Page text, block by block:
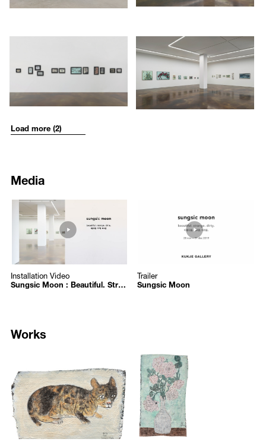
witnessed on mass media. The works in this series express the
comprised of 24 gouache drawings.
This series depicts the bodies of an intertwined couple. A series of
another 24 gouache works, Water Sculpture
, depicts silhouetted
magnolia flowers that allude to life’s mystery. Another series of over 60
works titledA Mediocre Landscape
are made using the artist’s
technique of scratching with a pencil onto the surface of oil paint,
gestures, Moon captures the ordinary scenes of contemporary Korea,
embodies the artist himself, and can instantly capture, understand,
understand the world he must draw “as much as I understand.” Often
understood as a Western tradition, drawing is typically regarded as a
tool for study and process, not as a final product. Sungsic Moon
challenges this preconception, contending that the line, when
intersected with the artist’s act of drawing, can capture something
more fundamental. In this way, drawing should be seen as a vital
component of modern art. For Moon, this is rooted in and inspired by
the tradition of oriental painting, where line quality captures the mood
painting can evolve and become modernized. Responding to the
Moon questions how Asian painting idioms and philosophy have been
ruptured by colonial history, and how the unique methods that connect
these thoughts can be reanimated in today’s Korea. For the artist,
contemporary Korea embodies a unique place of cultural hybridity and
Moon’s approach to drawing powerfully illustrates this aesthetic,
balancing different modes and historical traditions, while challenging
the strict classification of drawing versus painting. In this way, the
artist has created an innovative style characterized by compositions
전시 제목인 《아름다움. 기묘함. 더러움.》의 출발점이 된 장미 연작 <
에 대한 명상’인 이 연작은 동양화(매화)의 구도를 차용하는 동시에 벽화
의 질감을 표방하는 현대적 재료를 사용하여 시공간에 국한되지 않는
새로운 비전을 제시한다. 제목에서 드러나듯, 여기서 새로운 비전이란
장미의 상징적 아름다움뿐 아니라 복잡미묘함과 추함을 함께 드러냄으
로써 ‘아름다움, 기묘함, 더러움’의 세 층위로 이루어진 인간사 혹은 현
실을 바라보는 우리의 관점에 대한 '원형'으로서의 장미를 보여주는 것
이다. 작가는 15세기 이탈리아 화가인 피에로 델라 프란체스카의 벽화,
과 생명력이 고스란히 고착된 느낌을 부여하고자 검은 바탕에 젯소를
변하는 ‘의지’와 떨어지는 파편들이 보여주는 ‘우연’이 공존할 따름이다.
“늘 낮은 자세로 경험하고, 나름대로 세상을 이해하여, 이해한 만큼을
그리고자 한다”는 작가에게 드로잉은 시대에 즉각적으로 반응하고, 이
를 이해하여 흡수하며, 자기 존재의 흔적을 남기는 도구로 사용된다. 전
통적인 서양 미술사에서 드로잉은 결과물이 아니라 과정을 위한 도구라
요소가 작가 자신의 행위를 만난 결과 드로잉이 현대적인 장르 중 하나
로 발전할 가능성을 믿어왔다.
전을 거치며 드로잉을 둘러싼 이런 간극을 좁혀 나가려 시도했다. 특히
서 자전적, 수행적인 태도로 실험을 거듭하던 작가 자신에게 중요한 변
화의 계기였다고 한다. 주관적 기억을 현재로 소환해 색다른 비전을 제
시하는 데 몰두하는 대신 매스컴과 인터넷에서 수집한 소재로 ‘연약한
존재들에 대한 연민’ 같은, 보다 추상적이고 보편적인 오늘의 현실을 보
여주고자 시도한 것이다. 이번 전시에서도 평범한 인간 삶에 대한 사유
를 이끌어내는 드로잉 작품을 선보이는 동시에 연필 드로잉에서 유화
드로잉, 채색 드로잉으로 매체의 영역까지 확장하고자 시도했다.
/upload/installations/a0822e76e03e0d2096e27533b359edf8.jpg
/upload/installations/
Load more (2)
Media
67
https://www.youtube.com/embed/oVM3MiBMWs4?autoplay=1
/upload/media/3aac19d2b4_mss.JPG
Sungsic Moon : Beautiful. Strange. Dirty.
Sungsic Moon
Installation Video
Installation Video
Sungsic Moon : Beautiful. Strange. Dirty.
https://www.youtube.com/
/upload/media/fcec89deb1_캡처
Sungsic Moon
Sungsic Moon
Trailer
Trailer
Sungsic Moon
Works
/upload/artworks/2020/7283_5e7b184b7a5a8_origin.jpg
길고양이
Sungsic Moon
2017
길고양이Stray Cat
2017
7284
/upload/artworks/2020/
장미와 파리
Sungsic Moon
2017
장미와 파리Rose and a Fly
2017